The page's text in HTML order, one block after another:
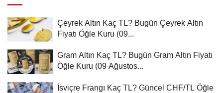
Çeyrek Altın Kaç TL? Bugün Çeyrek Altın
Fiyatı Öğle Kuru (09...
Gram Altın Kaç TL? Bugün Gram Altın Fiyatı
Öğle Kuru (09 Ağustos...
İsviçre Frangı Kaç TL? Güncel CHF/TL Öğle